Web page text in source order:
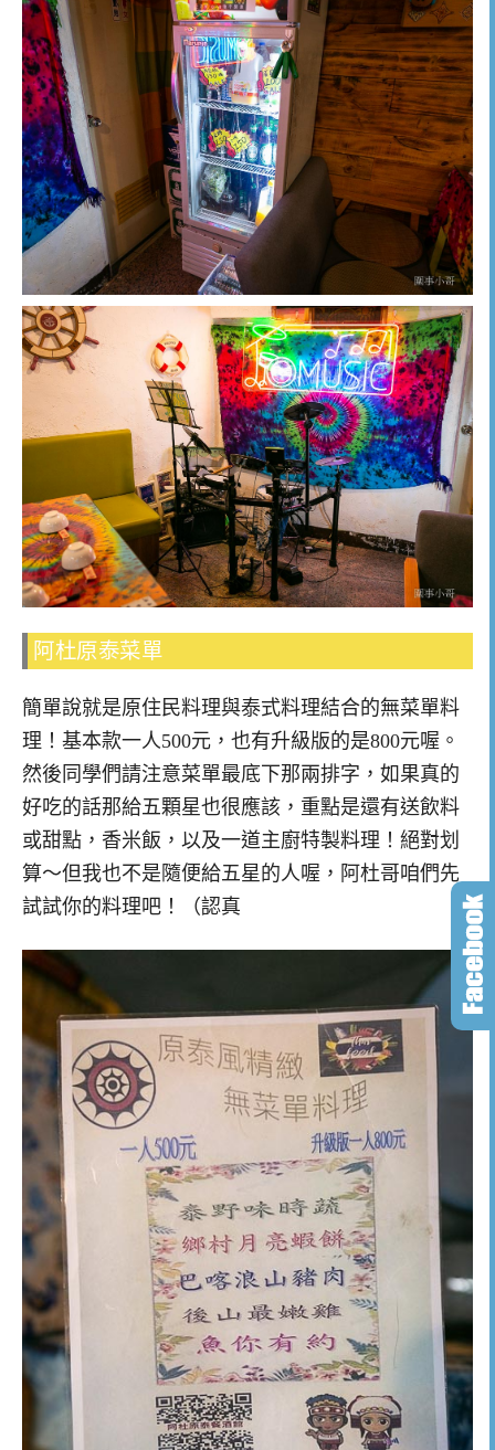
阿杜原泰菜單
簡單說就是原住民料理與泰式料理結合的無菜單料
理！基本款一人500元，也有升級版的是800元喔。
然後同學們請注意菜單最底下那兩排字，如果真的
好吃的話那給五顆星也很應該，重點是還有送飲料
或甜點，香米飯，以及一道主廚特製料理！絕對划
算～但我也不是隨便給五星的人喔，阿杜哥咱們先
試試你的料理吧！（認真